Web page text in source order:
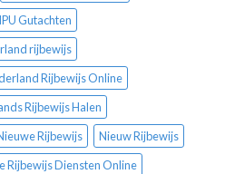
Gutachten
rijbewijs
Rijbewijs Online
Rijbewijs Halen
Rijbewijs
Nieuw Rijbewijs
Rijbewijs Diensten Online